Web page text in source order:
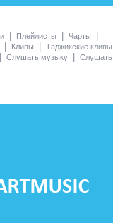
| Плейлисты | Чарты |
| Клипы | Таджикские клипы
| Слушать музыку | Слушать